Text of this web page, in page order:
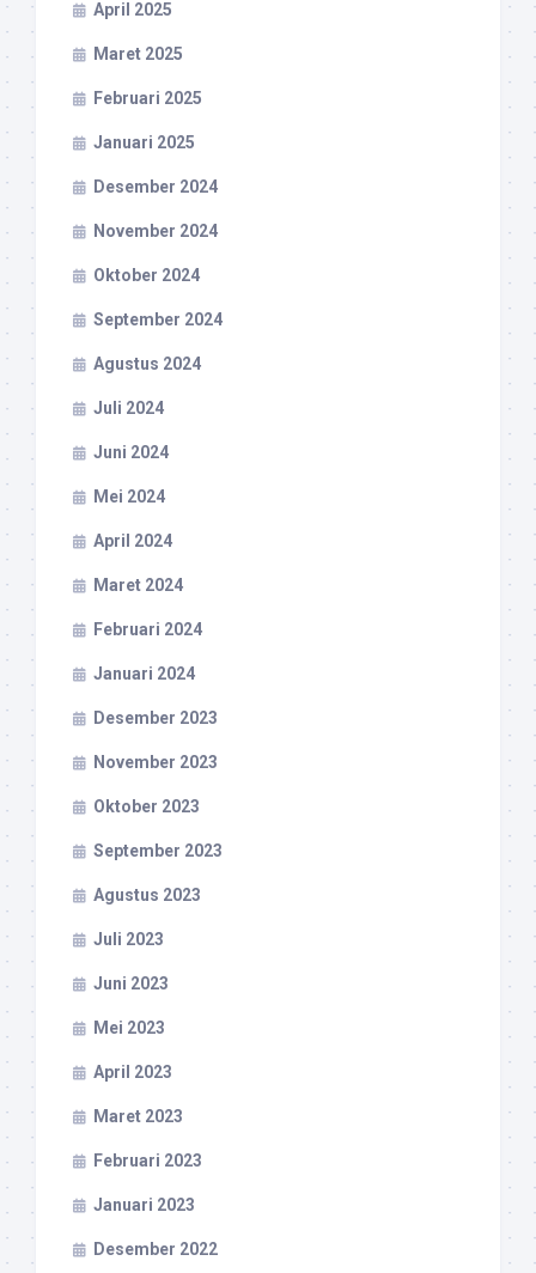
April 2025
Maret 2025
Februari 2025
Januari 2025
Desember 2024
November 2024
Oktober 2024
September 2024
Agustus 2024
Juli 2024
Juni 2024
Mei 2024
April 2024
Maret 2024
Februari 2024
Januari 2024
Desember 2023
November 2023
Oktober 2023
September 2023
Agustus 2023
Juli 2023
Juni 2023
Mei 2023
April 2023
Maret 2023
Februari 2023
Januari 2023
Desember 2022